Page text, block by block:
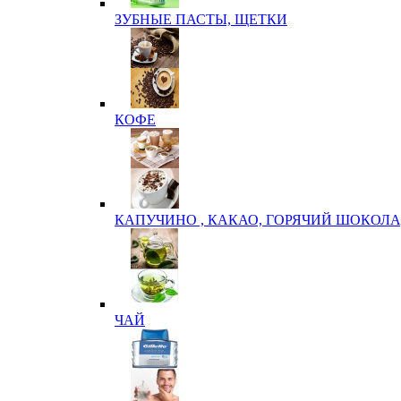
ЗУБНЫЕ ПАСТЫ, ЩЕТКИ
КОФЕ
КАПУЧИНО , КАКАО, ГОРЯЧИЙ
ЧАЙ